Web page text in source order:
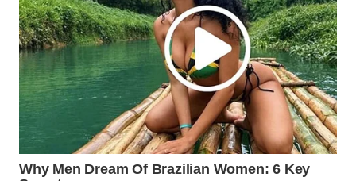
WN
BORNEO
Wahana
Media
Group
WAHANA
NEWS